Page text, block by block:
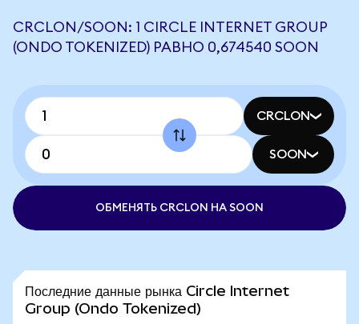
CRCLON/SOON: 1 CIRCLE INTERNET GROUP
(ONDO TOKENIZED) РАВНО 0,674540 SOON
CRCLON
SOON
ОБМЕНЯТЬ CRCLON НА SOON
Последние данные рынка Circle Internet
Group (Ondo Tokenized)